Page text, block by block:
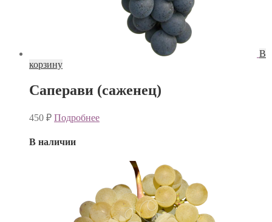
В
корзину
Саперави (саженец)
450 ₽ Подробнее
В наличии